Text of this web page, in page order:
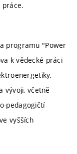
práce.
programu "Power
k vědecké práci
vývoji, včetně
pedagogičtí
vyšších